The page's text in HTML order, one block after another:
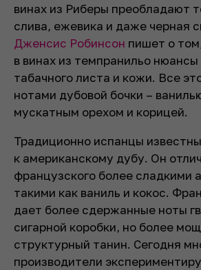
винах из Риберы преобладают
слива, ежевика и даже черная
Дженсис Робинсон пишет о
в винах из темпранильо
табачного листа и кожи. Все
нотами дубовой бочки –
мускатным орехом и корицей.
Традиционно испанцы
к американскому дубу. Он
французского более сладкими
такими как ваниль и кокос.
дает более сдержанные ноты
сигарной коробки, но более
структурный танин. Сегодня
производители